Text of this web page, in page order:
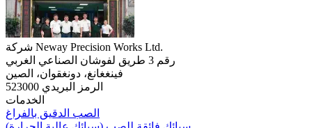
شركة Neway Precision Works Ltd.
رقم 3 طريق لفوشان الصناعي الغربي
فينغغانغ، دونغقوان، الصين
الرمز البريدي 523000
الخدمات
الصب الدقيق بالفراغ